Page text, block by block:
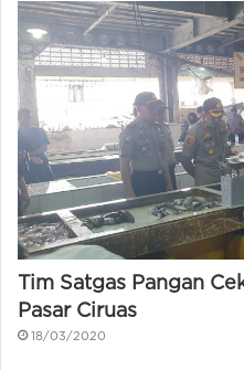
Tim Satgas Pangan
Pasar Ciruas
18/03/2020